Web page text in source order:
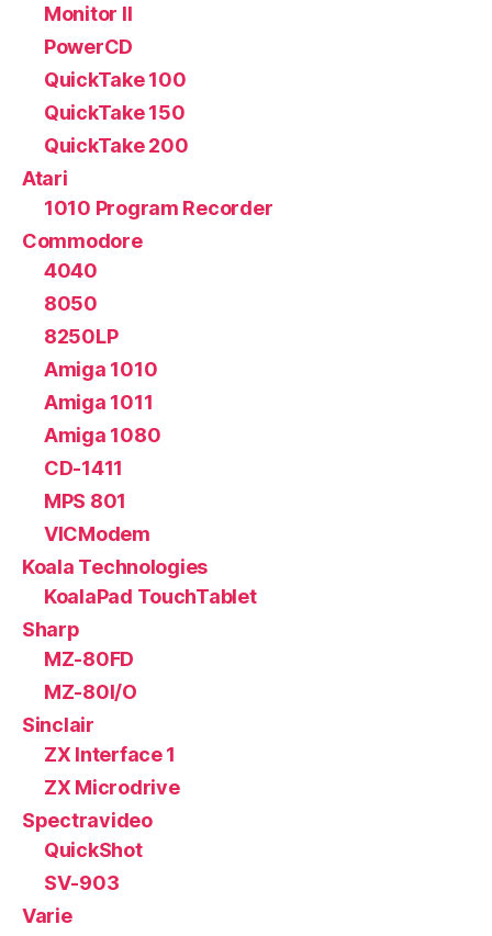
Monitor II
PowerCD
QuickTake 100
QuickTake 150
QuickTake 200
Atari
1010 Program Recorder
Commodore
4040
8050
8250LP
Amiga 1010
Amiga 1011
Amiga 1080
CD-1411
MPS 801
VICModem
Koala Technologies
KoalaPad TouchTablet
Sharp
MZ-80FD
MZ-80I/O
Sinclair
ZX Interface 1
ZX Microdrive
Spectravideo
QuickShot
SV-903
Varie